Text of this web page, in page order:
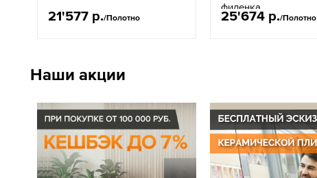
21'577 р./Полотно
филенка
25'674 р./Полотно
Наши акции